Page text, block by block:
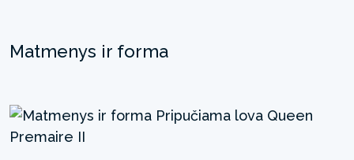
Matmenys ir forma